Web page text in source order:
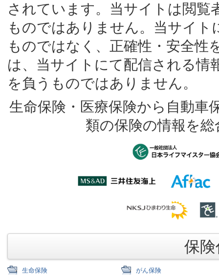
されています。当サイトは閲覧
ものではありません。当サイ
ものではなく、正確性・安全性
は、当サイトにて配信される情
を負うものではありません。
生命保険・医療保険から自動車
類の保険の情報を
保
生命保険 がん保険